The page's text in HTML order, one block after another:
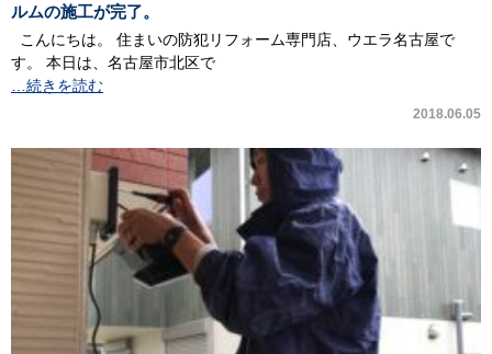
ルムの施工が完了。
こんにちは。 住まいの防犯リフォーム専門店、ウエラ名古屋で
す。 本日は、名古屋市北区で
…続きを読む
2018.06.05